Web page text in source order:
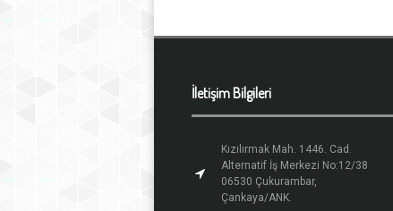
İletişim Bilgileri
Kızılırmak Mah. 1446. Cad.
Alternatif İş Merkezi No:12/38
06530 Çukurambar,
Çankaya/ANK.